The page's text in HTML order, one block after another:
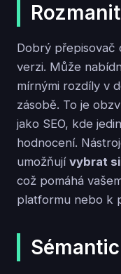
Dobrý přepisovač
verzi. Může
mírnými rozdíly v
zásobě. To je
jako SEO, kde
hodnocení.
umožňují vybrat
což pomáhá
platformu nebo k